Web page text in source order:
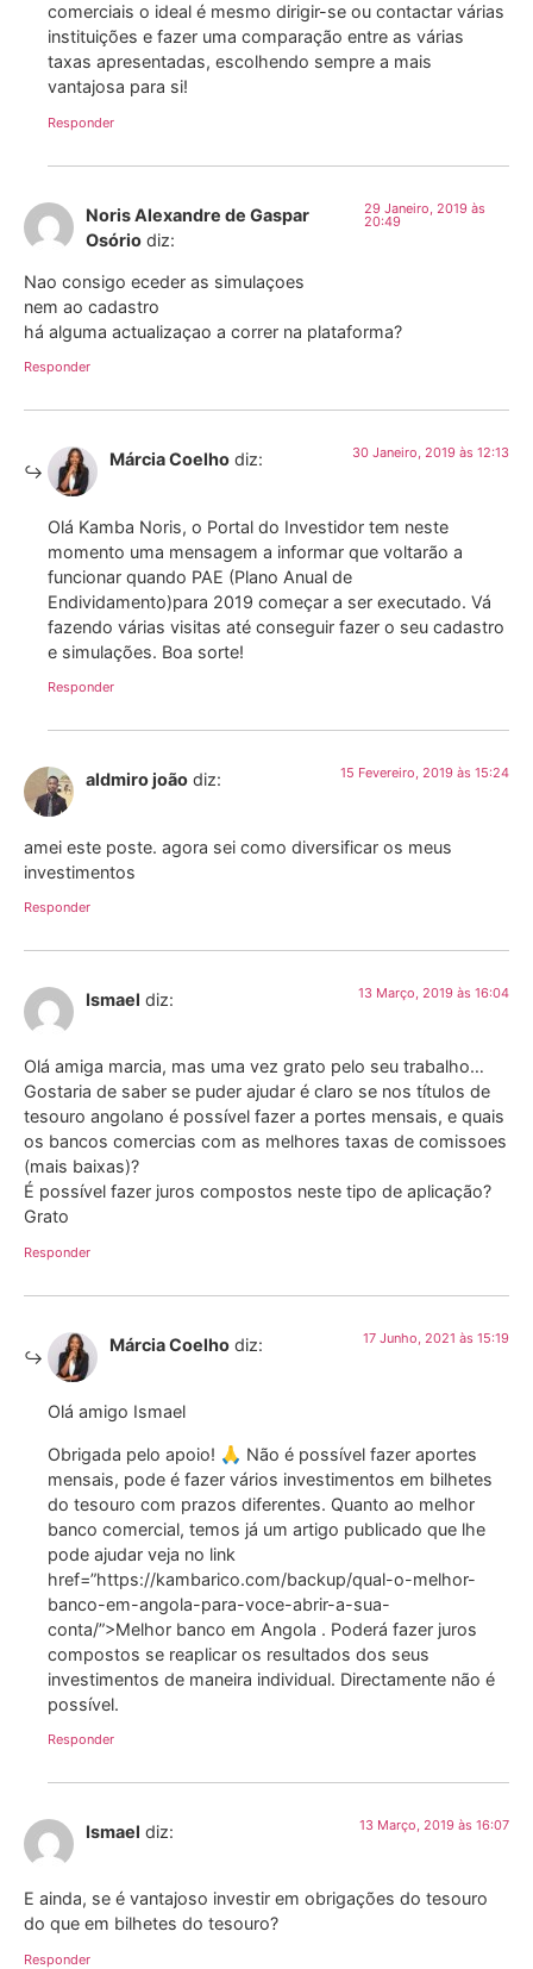
comerciais o ideal é mesmo dirigir-se ou contactar várias
instituições e fazer uma comparação entre as várias
taxas apresentadas, escolhendo sempre a mais
vantajosa para si!
Responder
Noris Alexandre de Gaspar
Osório diz:
29 Janeiro, 2019 às
20:49
Nao consigo eceder as simulaçoes
nem ao cadastro
há alguma actualizaçao a correr na plataforma?
Responder
Márcia Coelho diz: 30 Janeiro, 2019 às 12:13
Olá Kamba Noris, o Portal do Investidor tem neste
momento uma mensagem a informar que voltarão a
funcionar quando PAE (Plano Anual de
Endividamento)para 2019 começar a ser executado. Vá
fazendo várias visitas até conseguir fazer o seu cadastro
e simulações. Boa sorte!
Responder
aldmiro joão diz: 15 Fevereiro, 2019 às 15:24
amei este poste. agora sei como diversificar os meus
investimentos
Responder
Ismael diz: 13 Março, 2019 às 16:04
Olá amiga marcia, mas uma vez grato pelo seu trabalho…
Gostaria de saber se puder ajudar é claro se nos títulos de
tesouro angolano é possível fazer a portes mensais, e quais
os bancos comercias com as melhores taxas de comissoes
(mais baixas)?
É possível fazer juros compostos neste tipo de aplicação?
Grato
Responder
Márcia Coelho diz: 17 Junho, 2021 às 15:19
Olá amigo Ismael
Obrigada pelo apoio! 🙏 Não é possível fazer aportes
mensais, pode é fazer vários investimentos em bilhetes
do tesouro com prazos diferentes. Quanto ao melhor
banco comercial, temos já um artigo publicado que lhe
pode ajudar veja no link
href=”https://kambarico.com/backup/qual-o-melhor-
banco-em-angola-para-voce-abrir-a-sua-
conta/”>Melhor banco em Angola . Poderá fazer juros
compostos se reaplicar os resultados dos seus
investimentos de maneira individual. Directamente não é
possível.
Responder
Ismael diz: 13 Março, 2019 às 16:07
E ainda, se é vantajoso investir em obrigações do tesouro
do que em bilhetes do tesouro?
Responder